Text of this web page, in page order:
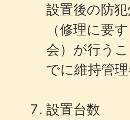
設置後の防
（修理に要
会）が行う
でに維持管
設置台数